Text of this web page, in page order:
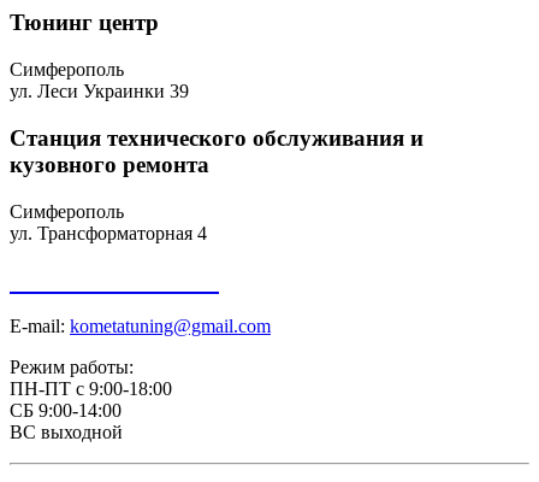
Тюнинг центр
Симферополь
ул. Леси Украинки 39
Станция технического обслуживания и
кузовного ремонта
Симферополь
ул. Трансформаторная 4
E-mail: kometatuning@gmail.com
Режим работы:
ПН-ПТ с 9:00-18:00
СБ 9:00-14:00
ВС выходной